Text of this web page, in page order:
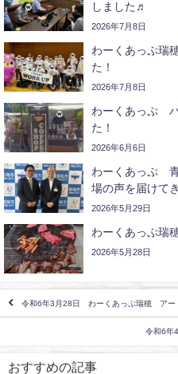
しました♬
2026年7月8日
わーくあっぷ瑞
た！
2026年7月8日
わーくあっぷ
た！
2026年6月6日
わーくあっぷ
場の声を届けて
2026年5月29日
わーくあっぷ瑞
2026年5月28日
令和6年3月28日 わーくあっぷ瑞穂 アー
令和6年
おすすめの記事